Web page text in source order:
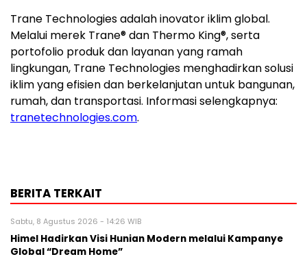
Trane Technologies adalah inovator iklim global.
Melalui merek Trane® dan Thermo King®, serta
portofolio produk dan layanan yang ramah
lingkungan, Trane Technologies menghadirkan solusi
iklim yang efisien dan berkelanjutan untuk bangunan,
rumah, dan transportasi. Informasi selengkapnya:
tranetechnologies.com.
BERITA TERKAIT
Sabtu, 8 Agustus 2026 - 14:26 WIB
Himel Hadirkan Visi Hunian Modern melalui Kampanye
Global “Dream Home”